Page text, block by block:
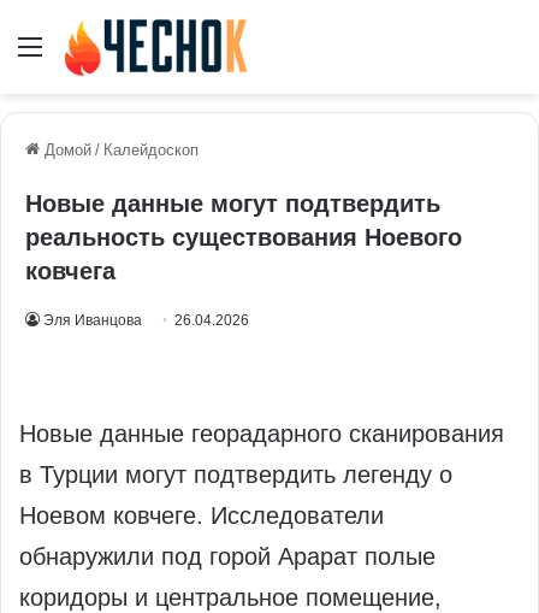
Меню
Домой / Калейдоскоп
Новые данные могут подтвердить
реальность существования Ноевого
ковчега
Эля Иванцова 26.04.2026
Новые данные георадарного сканирования
в Турции могут подтвердить легенду о
Ноевом ковчеге. Исследователи
обнаружили под горой Арарат полые
коридоры и центральное помещение,